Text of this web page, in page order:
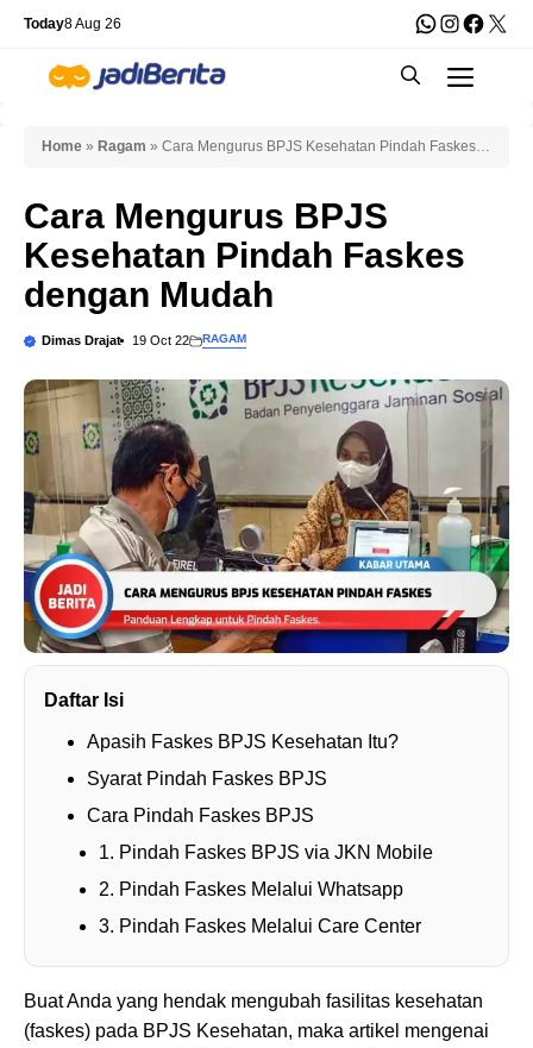
Skip
content
Today8 Aug 26 WhatsApp
X
Home » Ragam » Cara Mengurus BPJS Kesehatan Pindah Faskes
Cara Mengurus BPJS
Kesehatan Pindah Faskes
dengan Mudah
Dimas Drajat 19 Oct 22 RAGAM
Daftar Isi
Apasih Faskes BPJS Kesehatan Itu?
Syarat Pindah Faskes BPJS
Cara Pindah Faskes BPJS
1. Pindah Faskes BPJS via JKN Mobile
2. Pindah Faskes Melalui Whatsapp
3. Pindah Faskes Melalui Care Center
Buat Anda yang hendak mengubah fasilitas kesehatan
(faskes) pada BPJS Kesehatan, maka artikel mengenai